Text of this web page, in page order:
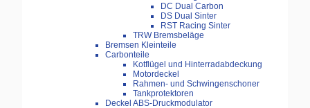
DC Dual Carbon
DS Dual Sinter
RST Racing Sinter
TRW Bremsbeläge
Bremsen Kleinteile
Carbonteile
Kotflügel und Hinterradabdeckung
Motordeckel
Rahmen- und Schwingenschoner
Tankprotektoren
Deckel ABS-Druckmodulator